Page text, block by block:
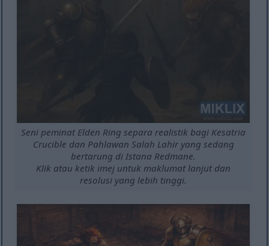
Seni peminat Elden Ring separa realistik bagi Kesatria
Crucible dan Pahlawan Salah Lahir yang sedang
bertarung di Istana Redmane.
Klik atau ketik imej untuk maklumat lanjut dan
resolusi yang lebih tinggi.